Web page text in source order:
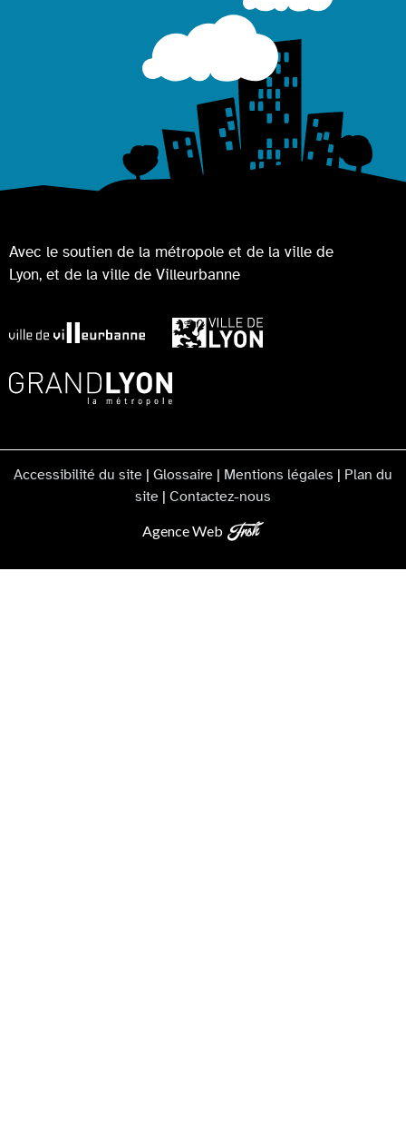
Avec le soutien de la métropole et de la ville de
Lyon, et de la ville de Villeurbanne
Accessibilité du site Glossaire Mentions légales
Plan du
site
Contactez-nous
Agence Web